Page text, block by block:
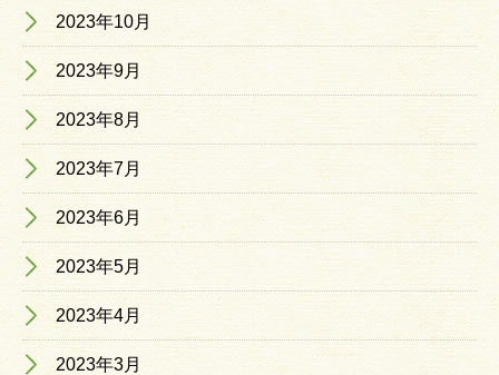
2023年10月
2023年9月
2023年8月
2023年7月
2023年6月
2023年5月
2023年4月
2023年3月